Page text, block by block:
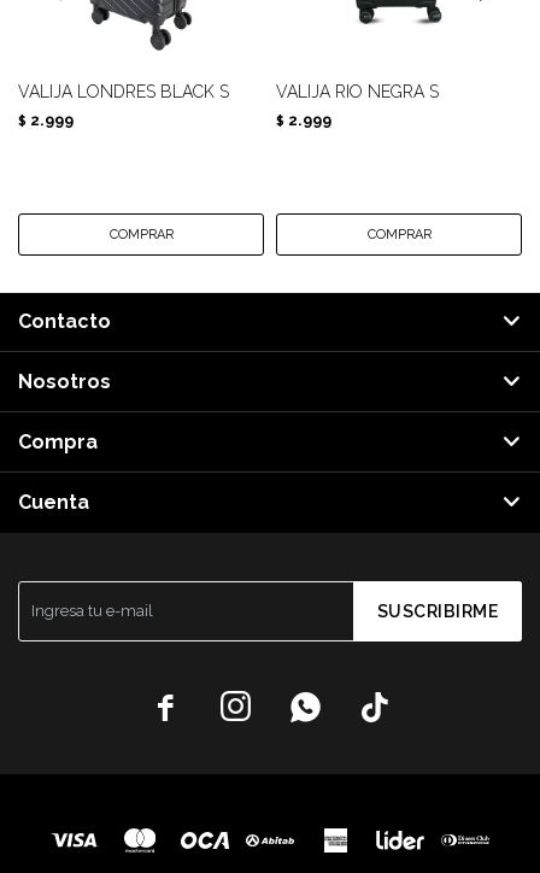
VALIJA LONDRES BLACK S
$ 2.999
VALIJA RIO NEGRA S
$ 2.999
SUSCRIBIRME
   
Contacto
Nosotros
Compra
Cuenta